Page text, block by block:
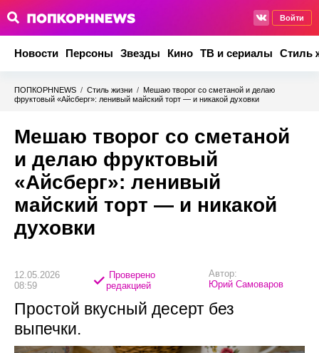
Войти
Новости Персоны Звезды Кино ТВ и сериалы Стиль
ПОПКОРНNEWS / Стиль жизни / Мешаю творог со сметаной и делаю
фруктовый «Айсберг»: ленивый майский торт — и никакой духовки
Мешаю творог со сметаной
и делаю фруктовый
«Айсберг»: ленивый
майский торт — и никакой
духовки
12.05.2026
08:59
Проверено
редакцией
Автор:
Юрий Самоваров
Простой вкусный десерт без
выпечки.